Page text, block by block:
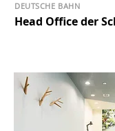
Head Office der
DEUTSCHE BAHN